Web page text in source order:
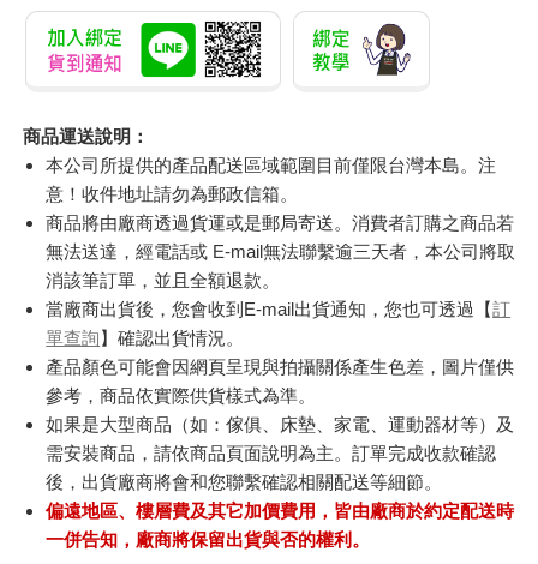
商品運送說明：
本公司所提供的產品配送區域範圍目前僅限台灣本島。注
意！收件地址請勿為郵政信箱。
商品將由廠商透過貨運或是郵局寄送。消費者訂購之商品若
無法送達，經電話或 E-mail無法聯繫逾三天者，本公司將取
消該筆訂單，並且全額退款。
當廠商出貨後，您會收到E-mail出貨通知，您也可透過【訂
單查詢】確認出貨情況。
產品顏色可能會因網頁呈現與拍攝關係產生色差，圖片僅供
參考，商品依實際供貨樣式為準。
如果是大型商品（如：傢俱、床墊、家電、運動器材等）及
需安裝商品，請依商品頁面說明為主。訂單完成收款確認
後，出貨廠商將會和您聯繫確認相關配送等細節。
偏遠地區、樓層費及其它加價費用，皆由廠商於約定配送時
一併告知，廠商將保留出貨與否的權利。